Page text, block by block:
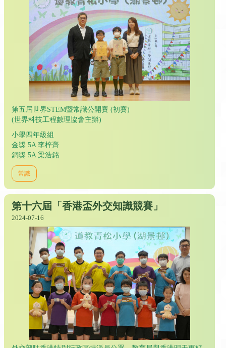
第五屆世界STEM暨常識公開賽 (初賽)
(世界科技工程數理協會主辦)
小學四年級組
金獎 5A 李梓齊
銅獎 5A 梁浩銘
常識
第十六屆「香港盃外交知識競賽」
2024-07-16